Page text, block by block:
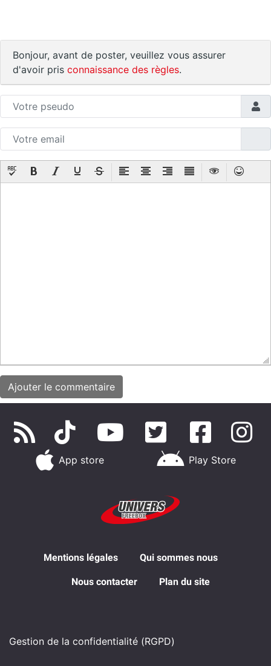
Bonjour, avant de poster, veuillez vous assurer
d'avoir pris connaissance des règles.
App store Play Store
Mentions légales Qui sommes nous
Nous contacter Plan du site
Gestion de la confidentialité (RGPD)